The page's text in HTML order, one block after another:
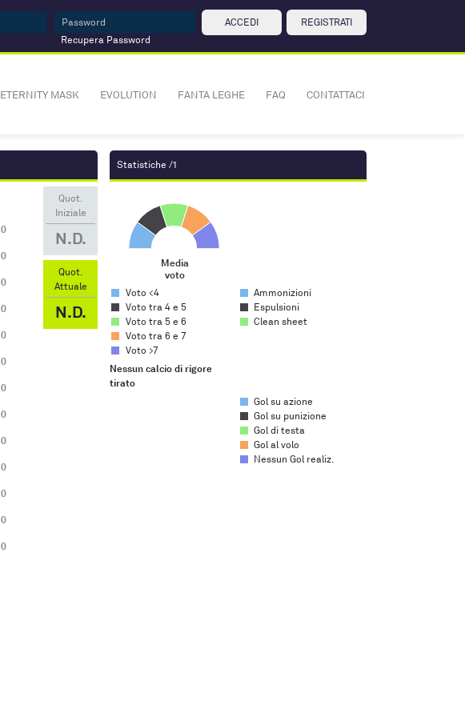
Recupera Password
ACCEDI REGISTRATI
ETERNITY MASK EVOLUTION FANTA LEGHE FAQ CONTATTACI
0
0
0
0
0
0
0
0
0
0
0
0
0
Quot.
Iniziale
N.D.
Quot.
Attuale
N.D.
Statistiche /1
Media voto
Pie chart with 5 slices.
Media
voto
End of interactive chart.
Voto <4
Voto tra 4 e 5
Voto tra 5 e 6
Voto tra 6 e 7
Voto >7
Ammonizioni
Espulsioni
Clean sheet
Nessun calcio di rigore
tirato
Gol su azione
Gol su punizione
Gol di testa
Gol al volo
Nessun Gol realiz.